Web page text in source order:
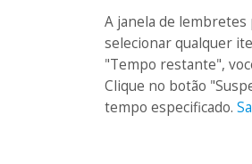
A janela de lembretes
selecionar qualquer
"Tempo restante",
Clique no botão
tempo especificado.